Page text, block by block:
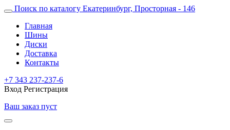
Поиск по каталогу Екатеринбург, Просторная - 146
Главная
Шины
Диски
Доставка
Контакты
+7 343 237-237-6
Вход Регистрация
Ваш заказ пуст